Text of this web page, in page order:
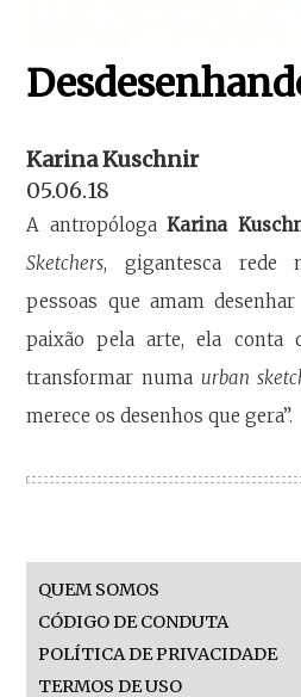
Karina Kuschnir
05.06.18
A antropólogaKarina
Sketchers, gigantesca rede
pessoas que amam
paixão pela arte, ela conta
transformar numa urban
merece os desenhos que gera”.
QUEM SOMOS
CÓDIGO DE CONDUTA
POLÍTICA DE PRIVACIDADE
TERMOS DE USO